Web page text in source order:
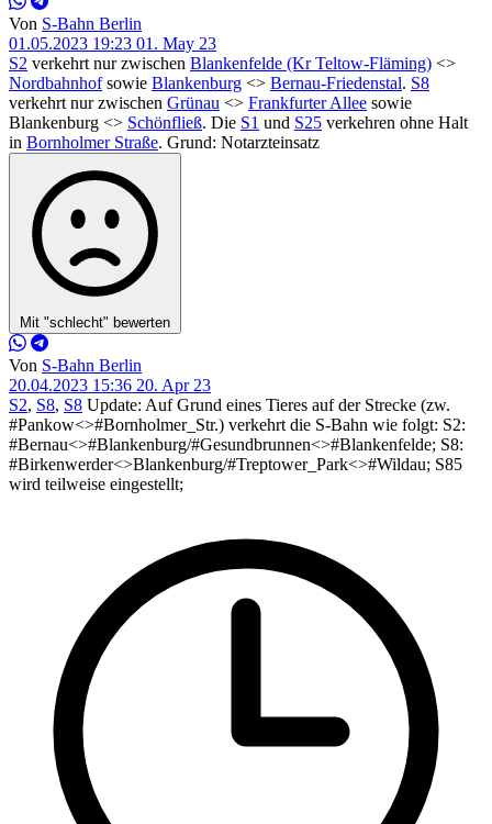
Von S-Bahn Berlin
01.05.2023 19:23 01. May 23
S2 verkehrt nur zwischen Blankenfelde (Kr Teltow-Fläming) <>
Nordbahnhofsowie Blankenburg <> Bernau-Friedenstal. S8
verkehrt nur zwischen Grünau <> Frankfurter Allee sowie
Blankenburg <> Schönfließ. Die S1 und S25 verkehren ohne Halt
in Bornholmer Straße. Grund: Notarzteinsatz
Mit "schlecht" bewerten
Von S-Bahn Berlin
20.04.2023 15:36 20. Apr 23
S2, S8, S8 Update: Auf Grund eines Tieres auf der Strecke (zw.
#Pankow<>#Bornholmer_Str.) verkehrt die S-Bahn wie folgt: S2:
#Bernau<>#Blankenburg/#Gesundbrunnen<>#Blankenfelde; S8:
#Birkenwerder<>Blankenburg/#Treptower_Park<>#Wildau; S85
wird teilweise eingestellt;